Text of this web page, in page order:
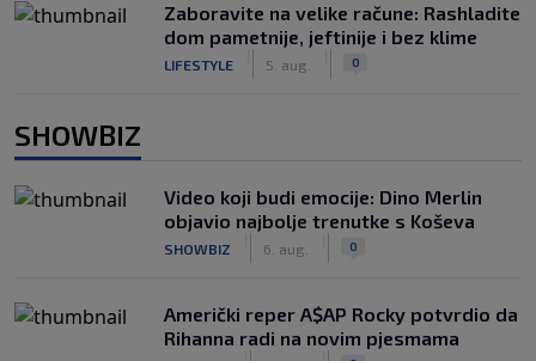
Zaboravite na velike račune: Rashladite
dom pametnije, jeftinije i bez klime
LIFESTYLE 5. aug. 0
SHOWBIZ
Video koji budi emocije: Dino Merlin
objavio najbolje trenutke s Koševa
SHOWBIZ 6. aug. 0
Američki reper A$AP Rocky potvrdio da
Rihanna radi na novim pjesmama